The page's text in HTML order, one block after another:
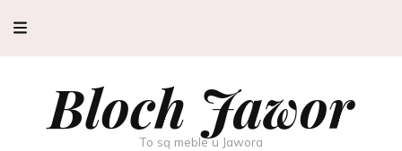
Bloch Jawor
To są meble u Jawora